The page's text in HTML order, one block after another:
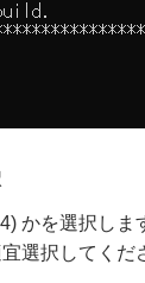
かを選択しま
選択してくだ